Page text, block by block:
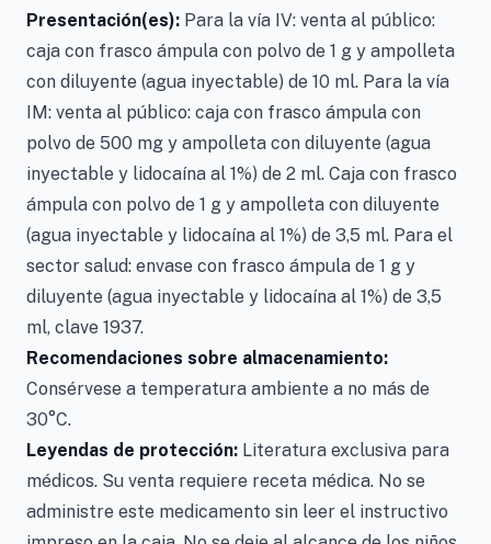
Presentación(es): Para la vía IV: venta al público:
caja con frasco ámpula con polvo de 1 g y ampolleta
con diluyente (agua inyectable) de 10 ml. Para la vía
IM: venta al público: caja con frasco ámpula con
polvo de 500 mg y ampolleta con diluyente (agua
inyectable y lidocaína al 1%) de 2 ml. Caja con frasco
ámpula con polvo de 1 g y ampolleta con diluyente
(agua inyectable y lidocaína al 1%) de 3,5 ml. Para el
sector salud: envase con frasco ámpula de 1 g y
diluyente (agua inyectable y lidocaína al 1%) de 3,5
ml, clave 1937.
Recomendaciones sobre almacenamiento:
Consérvese a temperatura ambiente a no más de
30°C.
Leyendas de protección: Literatura exclusiva para
médicos. Su venta requiere receta médica. No se
administre este medicamento sin leer el instructivo